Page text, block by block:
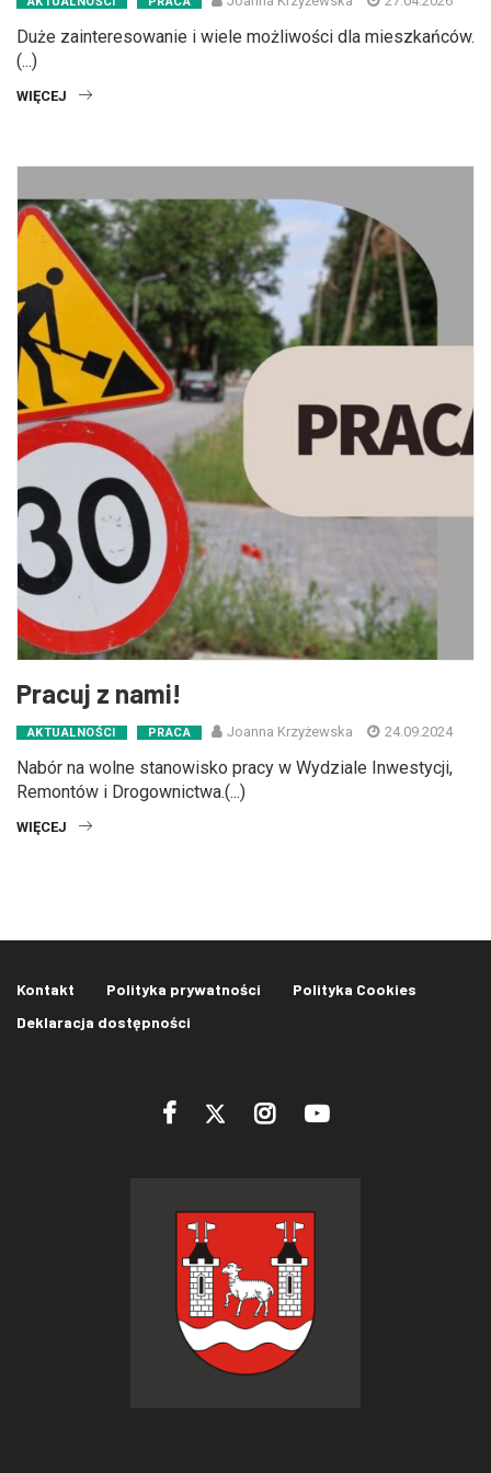
Duże zainteresowanie i wiele możliwości dla mieszkańców.
(...)
WIĘCEJ
Pracuj z nami!
AKTUALNOŚCI PRACA Joanna Krzyżewska 24.09.2024
Nabór na wolne stanowisko pracy w Wydziale Inwestycji,
Remontów i Drogownictwa.(...)
WIĘCEJ
Kontakt Polityka prywatności
Polityka Cookies
Deklaracja dostępności